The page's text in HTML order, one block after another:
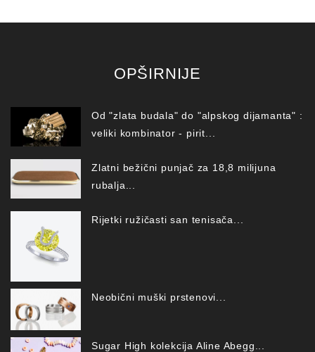
OPŠIRNIJE
Od "zlata budala" do "alpskog dijamanta" :
veliki kombinator - pirit...
Zlatni bežični punjač za 18,8 milijuna
rubalja...
Rijetki ružičasti san tenisača...
Neobični muški prstenovi...
Sugar High kolekcija Aline Abegg...